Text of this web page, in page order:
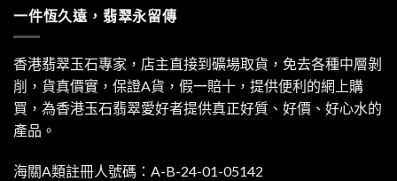
一件恆久遠，翡翠永留傳
香港翡翠玉石專家，店主直接到礦場取貨，免去各種中層剝
削，貨真價實，保證A貨，假一賠十，提供便利的網上購
買，為香港玉石翡翠愛好者提供真正好質、好價、好心水的
產品。
海關A類註冊人號碼：A-B-24-01-05142